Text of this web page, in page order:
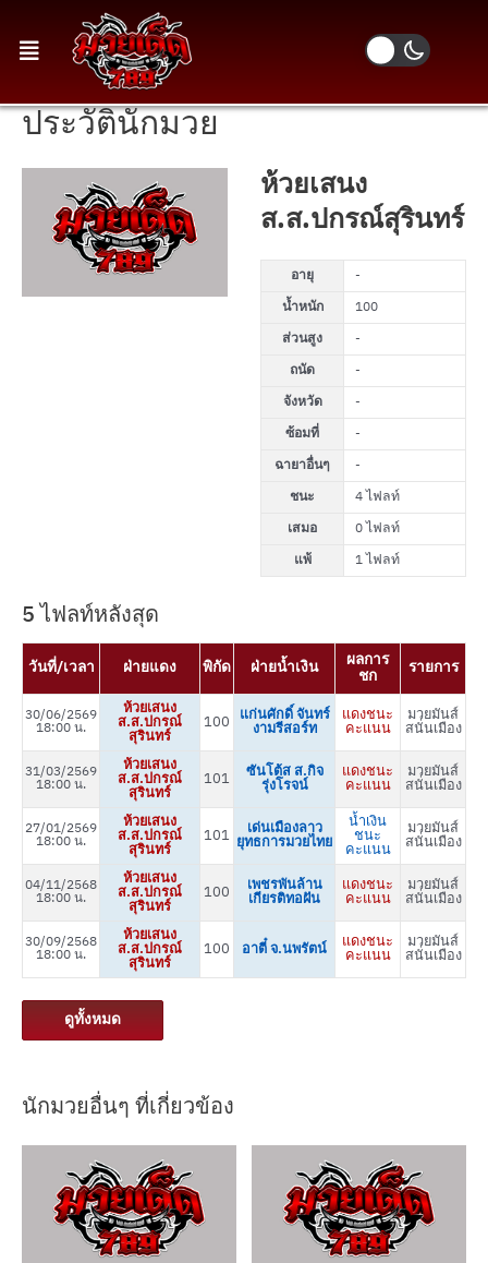
ประวัตินักมวย
ห้วยเสนง
ส.ส.ปกรณ์สุรินทร์
อายุ
-
น้ำหนัก
100
ส่วนสูง
-
ถนัด
-
จังหวัด
-
ซ้อมที่
-
ฉายาอื่นๆ
-
ชนะ
4 ไฟลท์
เสมอ
0 ไฟลท์
แพ้
1 ไฟลท์
5 ไฟลท์หลังสุด
วันที่/เวลา ฝ่ายแดง พิกัด ฝ่ายน้ำเงิน ผลการ
ชก รายการ
30/06/2569
18:00 น.
ห้วยเสนง
ส.ส.ปกรณ์
สุรินทร์
100 แก่นศักดิ์ จันทร์
งามรีสอร์ท
แดงชนะ
คะแนน
มวยมันส์
สนั่นเมือง
31/03/2569
18:00 น.
ห้วยเสนง
ส.ส.ปกรณ์
สุรินทร์
101 ซันโต้ส ส.กิจ
รุ่งโรจน์
แดงชนะ
คะแนน
มวยมันส์
สนั่นเมือง
27/01/2569
18:00 น.
ห้วยเสนง
ส.ส.ปกรณ์
สุรินทร์
101 เด่นเมืองลาว
ยุทธการมวยไทย
น้ำเงิน
ชนะ
คะแนน
มวยมันส์
สนั่นเมือง
04/11/2568
18:00 น.
ห้วยเสนง
ส.ส.ปกรณ์
สุรินทร์
100 เพชรพันล้าน
เกียรติทอฝัน
แดงชนะ
คะแนน
มวยมันส์
สนั่นเมือง
30/09/2568
18:00 น.
ห้วยเสนง
ส.ส.ปกรณ์
สุรินทร์
100 อาตี๋ จ.นพรัตน์ แดงชนะ
คะแนน
มวยมันส์
สนั่นเมือง
ดูทั้งหมด
นักมวยอื่นๆ ที่เกี่ยวข้อง